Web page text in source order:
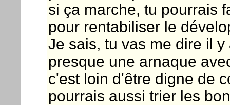
si ça marche, tu pourrais
pour rentabiliser le
Je sais, tu vas me dire il
presque une arnaque
c'est loin d'être digne de
pourrais aussi trier les